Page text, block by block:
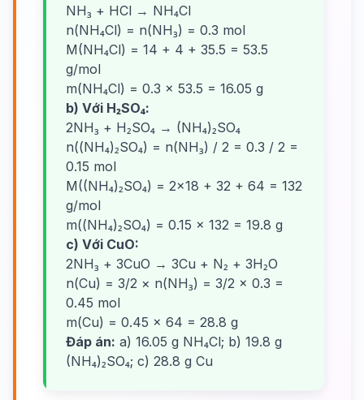
NH₃ + HCl → NH₄Cl
n(NH₄Cl) = n(NH₃) = 0.3 mol
M(NH₄Cl) = 14 + 4 + 35.5 = 53.5
g/mol
m(NH₄Cl) = 0.3 × 53.5 = 16.05 g
b) Với H₂SO₄:
2NH₃ + H₂SO₄ → (NH₄)₂SO₄
n((NH₄)₂SO₄) = n(NH₃) / 2 = 0.3 / 2 =
0.15 mol
M((NH₄)₂SO₄) = 2×18 + 32 + 64 = 132
g/mol
m((NH₄)₂SO₄) = 0.15 × 132 = 19.8 g
c) Với CuO:
2NH₃ + 3CuO → 3Cu + N₂ + 3H₂O
n(Cu) = 3/2 × n(NH₃) = 3/2 × 0.3 =
0.45 mol
m(Cu) = 0.45 × 64 = 28.8 g
Đáp án: a) 16.05 g NH₄Cl; b) 19.8 g
(NH₄)₂SO₄; c) 28.8 g Cu